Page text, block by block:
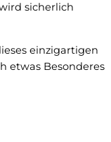
sicherlich
einzigartigen
etwas Besonderes